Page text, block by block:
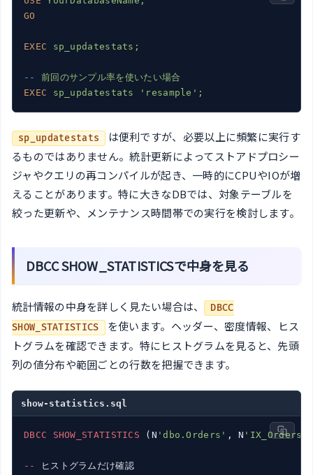
GO
EXEC sp_updatestats;
--
前回のサンプル率を使いたい場合
EXEC
sp_updatestats 'resample';
sp_updatestats
は便利ですが、必要以上に頻繁に実行す
るものではありません。統計更新によってストアドプロシー
ジャやクエリの再コンパイルが起き、一時的にCPUやIOが増
えることがあります。特に大きなDBでは、対象テーブルを
絞った更新や、メンテナンス時間帯での実行を検討します。
DBCC SHOW_STATISTICSで中身を見る
統計情報の中身を詳しく見たい場合は、
DBCC
SHOW_STATISTICS を使います。ヘッダー、密度情報、ヒス
トグラムを確認できます。特にヒストグラムを見ると、先頭
列の値分布や範囲ごとの行数を把握できます。
show-statistics.sql
DBCC SHOW_STATISTICS (N 'dbo.Orders' , N
--
ヒストグラムだけ確認